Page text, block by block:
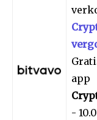
app
-